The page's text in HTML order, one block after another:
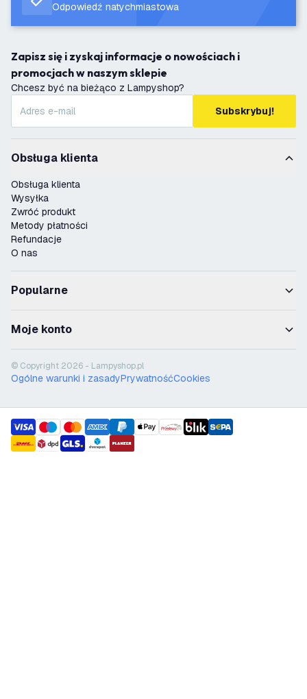
Odpowiedź natychmiastowa
Zapisz się i zyskaj informacje o nowościach i
promocjach w naszym sklepie
Chcesz być na bieżąco z Lampyshop?
Subskrybuj!
Obsługa klienta
Obsługa klienta
Wysyłka
Zwróć produkt
Metody płatności
Refundacje
O nas
Popularne
Moje konto
© Copyright 2026 - Lampyshop.pl
Ogólne warunki i zasadyPrywatnośćCookies
payment methods
shipment methods